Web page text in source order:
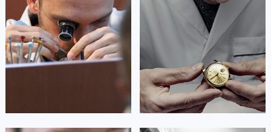
海南省三沙市西沙区西沙群岛永兴岛北京路帝舵售后服务中心（需提前预约）
海南省三亚市吉阳区迎宾路帝舵售后服务中心（需提前预约）
海南省万宁市万城镇解放路帝舵售后服务中心（需提前预约）
海南省文昌市文城镇教育东路帝舵售后服务中心（需提前预约）
海南省五指山市通什镇三月三大道帝舵售后服务中心（需提前预约）
香港特别行政区尖沙咀区油尖旺区广东道帝舵售后服务中心（需提前预约）
香港特别行政区金钟区中西区金钟道帝舵售后服务中心（需提前预约）
香港特别行政区九龙区油尖旺区弥敦道帝舵售后服务中心（需提前预约）
(帝舵维修保养中心)
的高级技师之一
Chongqing Tudor Maintain center
 重庆黔江区帝舵维修
(帝舵维修保养中心)
的高级技师之一
Chongqing Tudor Maintain center
 重庆涪陵区帝舵维修